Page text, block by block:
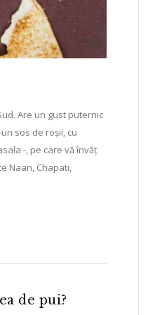
Are un gust puternic
sos de roșii, cu
-, pe care vă învăț
Naan, Chapati,
de pui?